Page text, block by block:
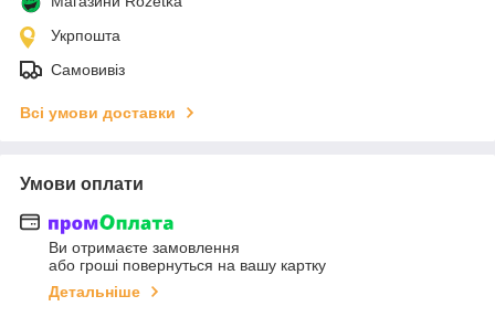
Укрпошта
Самовивіз
Всі умови доставки
Умови оплати
Ви отримаєте замовлення
або гроші повернуться на вашу картку
Детальніше